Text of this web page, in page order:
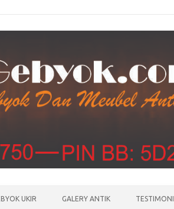
UKIR GALERY ANTIK TESTIMONI